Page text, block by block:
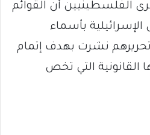
الفلسطينيين أن القوائم
الإسرائيلية بأسماء
نشرت بهدف إتمام
القانونية التي تخص